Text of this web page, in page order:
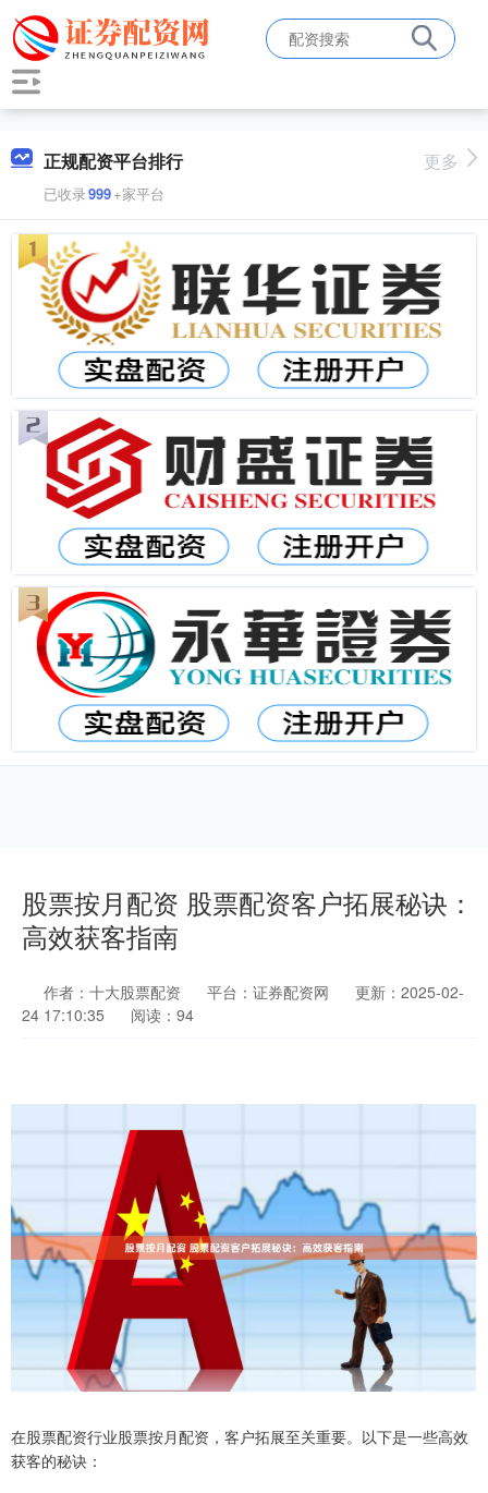
正规配资平台排行
已收录999+家平台
更多
股票按月配资 股票配资客户拓展秘诀：
高效获客指南
作者：十大股票配资 平台：证券配资网
更新：2025-02-
24 17:10:35
阅读：94
在股票配资行业股票按月配资，客户拓展至关重要。以下是一些高效
获客的秘诀：